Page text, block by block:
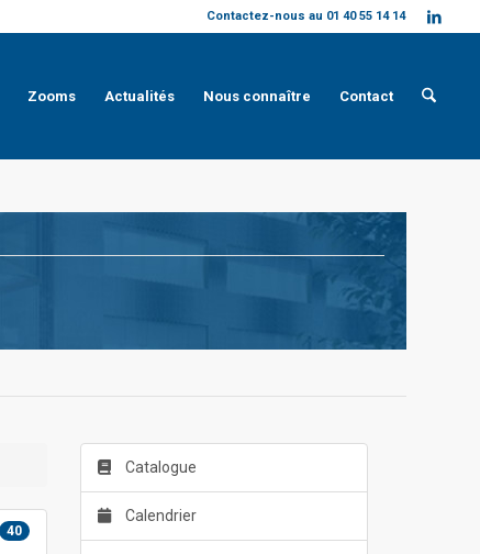
Contactez-nous au 01 40 55 14 14
Zooms Actualités Nous connaître Contact
40
Catalogue
Calendrier